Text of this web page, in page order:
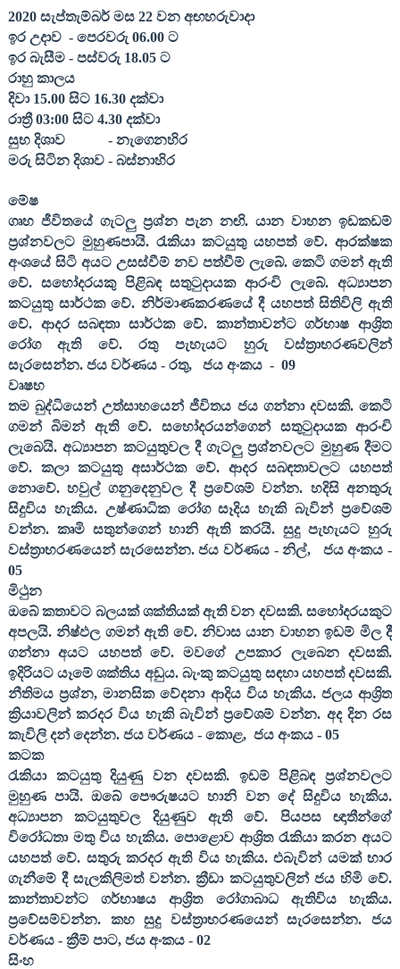
2020සැප්තැම්බර් මස 22වන අඟහරුවාදා
ඉර උදාව - පෙරවරු 06.00ට
ඉර බැසීම - පස්වරු 18.05ට
රාහු කාලය
දිවා 15.00සිට 16.30දක්වා
රාත්‍රී03:00සිට 4.30දක්වා
සුභ දිශාව
- නැගෙනහිර
මරු සිටින දිශාව - බස්නාහිර
මේෂ
ගෘහ ජීවිතයේ ගැටලු ප්‍රශ්න පැන නඟි. යාන වාහන ඉඩකඩම්
ප්‍රශ්නවලට මුහුණපායි. රැකියා කටයුතු යහපත් වේ. ආරක්ෂක
අංශයේ සිටි අයට උසස්වීම් නව පත්වීම් ලැබේ. කෙටි ගමන් ඇති
වේ. සහෝදරයකු පිළිබඳ සතුටුදායක ආරංචි ලැබේ. අධ්‍යාපන
කටයුතු සාර්ථක වේ. නිර්මාණකරණයේ දී යහපත් සිතිවිලි ඇති
වේ. ආදර සබඳතා සාර්ථක වේ. කාන්තාවන්ට ගර්භාෂ ආශ්‍රිත
රෝග ඇති වේ. රතු පැහැයට හුරු වස්ත්‍රාභරණවලින්
සැරසෙන්න. ජය වර්ණය - රතු, ජය අංකය - 09
වෘෂභ
තම බුද්ධියෙන් උත්සාහයෙන් ජීවිතය ජය ගන්නා දවසකි. කෙටි
ගමන් බිමන් ඇති වේ. සහෝදරයන්ගෙන් සතුටුදායක ආරංචි
ලැබෙයි. අධ්‍යාපන කටයුතුවල දී ගැටලු ප්‍රශ්නවලට මුහුණ දීමට
වේ. කලා කටයුතු අසාර්ථක වේ. ආදර සබඳතාවලට යහපත්
නොවේ. හවුල් ගනුදෙනුවල දී ප්‍රවේශම් වන්න. හදිසි අනතුරු
සිදුවිය හැකිය. උෂ්ණාධික රෝග සෑදිය හැකි බැවින් ප්‍රවේශම්
වන්න. කෘමි සතුන්ගෙන් හානි ඇති කරයි. සුදු පැහැයට හුරු
වස්ත්‍රාභරණයෙන් සැරසෙන්න. ජය වර්ණය - නිල්,
ජය අංකය -
05
මිථුන
ඔබේ කතාවට බලයක් ශක්තියක් ඇති වන දවසකි. සහෝදරයකුට
අපලයි. නිෂ්ඵල ගමන් ඇති වේ. නිවාස යාන වාහන ඉඩම් මිල දී
ගන්නා අයට යහපත් වේ. මවගේ උපකාර ලැබෙන දවසකි.
ඉදිරියට යෑමේ ශක්තිය අඩුය. බැංකු කටයුතු සඳහා යහපත් දවසකි.
නීතිමය ප්‍රශ්න,මානසික වේදනා ආදිය විය හැකිය. ජලය ආශ්‍රිත
ක්‍රියාවලින් කරදර විය හැකි බැවින් ප්‍රවේශම් වන්න. අද දින රස
කැවිලි දන් දෙන්න. ජය වර්ණය - කොළ, ජය අංකය - 05
කටක
රැකියා කටයුතු දියුණු වන දවසකි. ඉඩම් පිළිබඳ ප්‍රශ්නවලට
මුහුණ පායි. ඔබේ පෞරුෂයට හානි වන දේ සිදුවිය හැකිය.
අධ්‍යාපන කටයුතුවල දියුණුව ඇති වේ. පියපස ඥාතීන්ගේ
විරෝධතා මතු විය හැකිය. පොළොව ආශ්‍රිත රැකියා කරන අයට
යහපත් වේ. සතුරු කරදර ඇති විය හැකිය. එබැවින් යමක් භාර
ගැනීමේ දී සැලකිලිමත් වන්න. ක්‍රීඩා කටයුතුවලින් ජය හිමි වේ.
කාන්තාවන්ට ගර්භාෂය ආශ්‍රිත රෝගාබාධ ඇතිවිය හැකිය.
ප්‍රවේසම්වන්න. කහ සුදු වස්ත්‍රාභරණයෙන් සැරසෙන්න. ජය
වර්ණය - ක්‍රීම් පාට, ජය අංකය - 02
සිංහ